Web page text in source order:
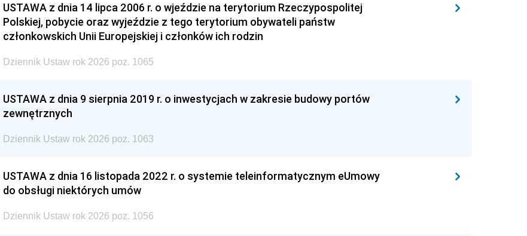
USTAWA z dnia 14 lipca 2006 r. o wjeździe na terytorium Rzeczypospolitej
Polskiej, pobycie oraz wyjeździe z tego terytorium obywateli państw
członkowskich Unii Europejskiej i członków ich rodzin
Dziennik Ustaw rok 2026 poz. 1065
USTAWA z dnia 9 sierpnia 2019 r. o inwestycjach w zakresie budowy portów
zewnętrznych
Dziennik Ustaw rok 2026 poz. 1063
USTAWA z dnia 16 listopada 2022 r. o systemie teleinformatycznym eUmowy
do obsługi niektórych umów
Dziennik Ustaw rok 2026 poz. 1056